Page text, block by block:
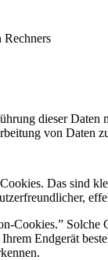
Rechners
dieser Daten
von Daten
Das sind
Cookies.”
Endgerät